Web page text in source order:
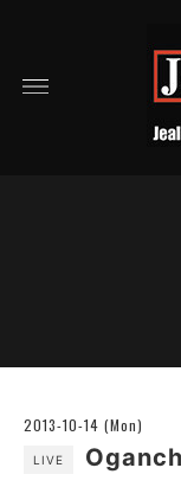
2013-10-14 (Mon)
LIVE